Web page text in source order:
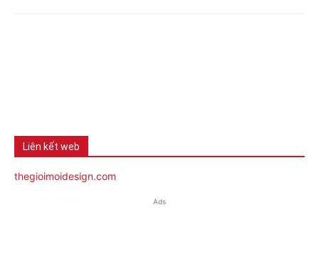
Liên kết web
thegioimoidesign.com
Ads